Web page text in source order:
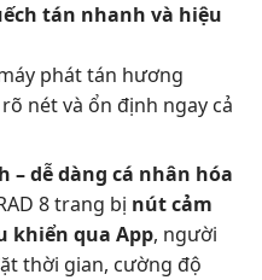
tán nhanh và hiệu
phát tán hương
nét và ổn định ngay cả
dễ dàng cá nhân hóa
8 trang bị nút cảm
khiển qua App, người
thời gian, cường độ